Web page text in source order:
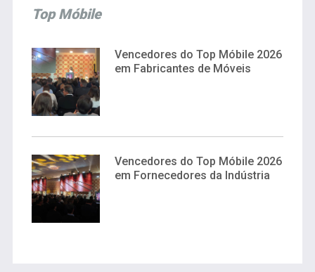
Top Móbile
Vencedores do Top Móbile 2026
em Fabricantes de Móveis
Vencedores do Top Móbile 2026
em Fornecedores da Indústria